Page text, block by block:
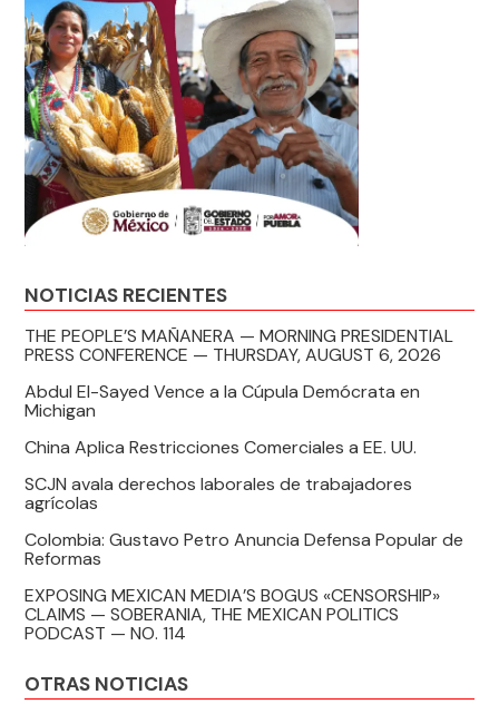
NOTICIAS RECIENTES
THE PEOPLE’S MAÑANERA — MORNING PRESIDENTIAL
PRESS CONFERENCE — THURSDAY, AUGUST 6, 2026
Abdul El-Sayed Vence a la Cúpula Demócrata en
Michigan
China Aplica Restricciones Comerciales a EE. UU.
SCJN avala derechos laborales de trabajadores
agrícolas
Colombia: Gustavo Petro Anuncia Defensa Popular de
Reformas
EXPOSING MEXICAN MEDIA’S BOGUS «CENSORSHIP»
CLAIMS — SOBERANIA, THE MEXICAN POLITICS
PODCAST — NO. 114
OTRAS NOTICIAS